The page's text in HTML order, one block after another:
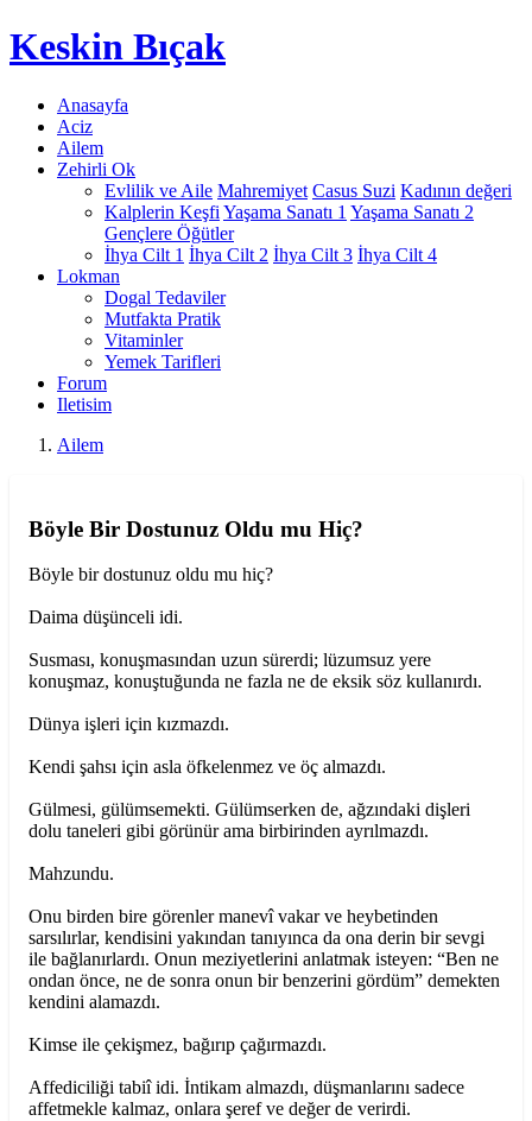
Keskin Bıçak
Anasayfa
Aciz
Ailem
Zehirli Ok
Evlilik ve Aile Mahremiyet Casus Suzi Kadının değeri
Kalplerin Keşfi Yaşama Sanatı 1 Yaşama Sanatı 2
Gençlere Öğütler
İhya Cilt 1 İhya Cilt 2 İhya Cilt 3 İhya Cilt 4
Lokman
Dogal Tedaviler
Mutfakta Pratik
Vitaminler
Yemek Tarifleri
Forum
Iletisim
Ailem
Böyle Bir Dostunuz Oldu mu Hiç?
Böyle bir dostunuz oldu mu hiç?
Daima düşünceli idi.
Susması, konuşmasından uzun sürerdi; lüzumsuz yere
konuşmaz, konuştuğunda ne fazla ne de eksik söz kullanırdı.
Dünya işleri için kızmazdı.
Kendi şahsı için asla öfkelenmez ve öç almazdı.
Gülmesi, gülümsemekti. Gülümserken de, ağzındaki dişleri
dolu taneleri gibi görünür ama birbirinden ayrılmazdı.
Mahzundu.
Onu birden bire görenler manevî vakar ve heybetinden
sarsılırlar, kendisini yakından tanıyınca da ona derin bir sevgi
ile bağlanırlardı. Onun meziyetlerini anlatmak isteyen: “Ben ne
ondan önce, ne de sonra onun bir benzerini gördüm” demekten
kendini alamazdı.
Kimse ile çekişmez, bağırıp çağırmazdı.
Affediciliği tabiî idi. İntikam almazdı, düşmanlarını sadece
affetmekle kalmaz, onlara şeref ve değer de verirdi.